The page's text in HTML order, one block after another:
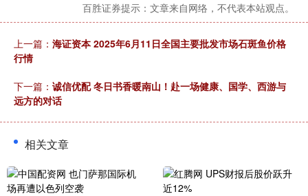
百胜证券提示：文章来自网络，不代表本站观点。
上一篇： 海证资本 2025年6月11日全国主要批发市场石斑鱼价格
行情
下一篇： 诚信优配 冬日书香暖南山！赴一场健康、国学、西游与
远方的对话
相关文章